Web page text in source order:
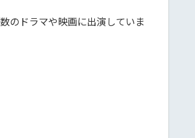
のドラマや映画に出演していま